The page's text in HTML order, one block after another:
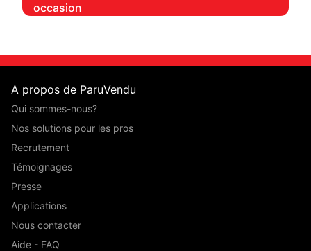
occasion
A propos de ParuVendu
Qui sommes-nous?
Nos solutions pour les pros
Recrutement
Témoignages
Presse
Applications
Nous contacter
Aide - FAQ